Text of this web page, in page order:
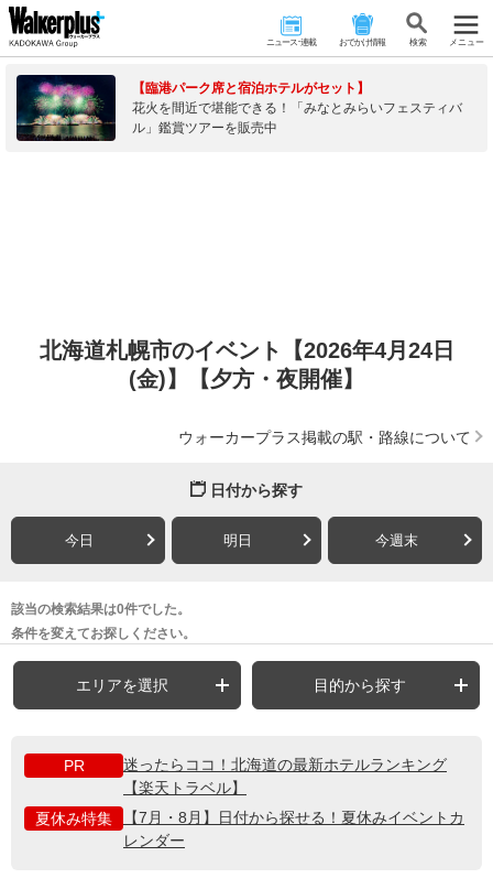
ニュース･連載 おでかけ情報 検 索 メニュー
【臨港パーク席と宿泊ホテルがセット】
花火を間近で堪能できる！「みなとみらいフェスティバ
ル」鑑賞ツアーを販売中
北海道札幌市のイベント【2026年4月24日
(金)】【夕方・夜開催】
ウォーカープラス掲載の駅・路線について
日付から探す
今日 明日 今週末
該当の検索結果は0件でした。
条件を変えてお探しください。
エリアを選択 目的から探す
PR
迷ったらココ！北海道の最新ホテルランキング
【楽天トラベル】
夏休み特集
【7月・8月】日付から探せる！夏休みイベントカ
レンダー